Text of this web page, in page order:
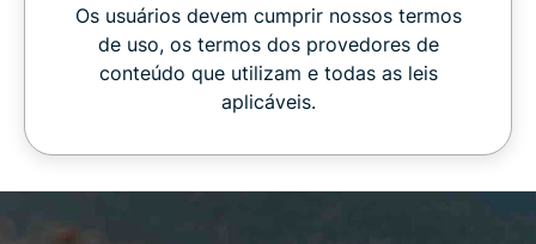
Os usuários devem cumprir nossos termos
de uso, os termos dos provedores de
conteúdo que utilizam e todas as leis
aplicáveis.